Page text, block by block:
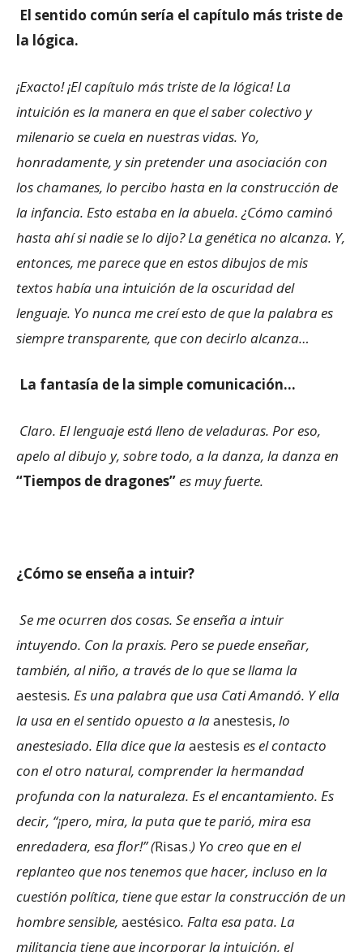
El sentido común sería el capítulo más triste de
la lógica.
¡Exacto! ¡El capítulo más triste de la lógica! La
intuición es la manera en que el saber colectivo y
milenario se cuela en nuestras vidas. Yo,
honradamente, y sin pretender una asociación con
los chamanes, lo percibo hasta en la construcción de
la infancia. Esto estaba en la abuela. ¿Cómo caminó
hasta ahí si nadie se lo dijo? La genética no alcanza. Y,
entonces, me parece que en estos dibujos de mis
textos había una intuición de la oscuridad del
lenguaje. Yo nunca me creí esto de que la palabra es
siempre transparente, que con decirlo alcanza…
La fantasía de la simple comunicación…
Claro. El lenguaje está lleno de veladuras. Por eso,
apelo al dibujo y, sobre todo, a la danza, la danza en
“Tiempos de dragones”es muy fuerte.
¿Cómo se enseña a intuir?
Se me ocurren dos cosas. Se enseña a intuir
intuyendo. Con la praxis. Pero se puede enseñar,
también, al niño, a través de lo que se llama la
aestesis. Es una palabra que usa Cati Amandó. Y ella
la usa en el sentido opuesto a laanestesis, lo
anestesiado. Ella dice que laaestesis es el contacto
con el otro natural, comprender la hermandad
profunda con la naturaleza. Es el encantamiento. Es
decir, “¡pero, mira, la puta que te parió, mira esa
enredadera, esa flor!” (Risas.) Yo creo que en el
replanteo que nos tenemos que hacer, incluso en la
cuestión política, tiene que estar la construcción de un
hombre sensible, aestésico. Falta esa pata. La
militancia tiene que incorporar la intuición, el